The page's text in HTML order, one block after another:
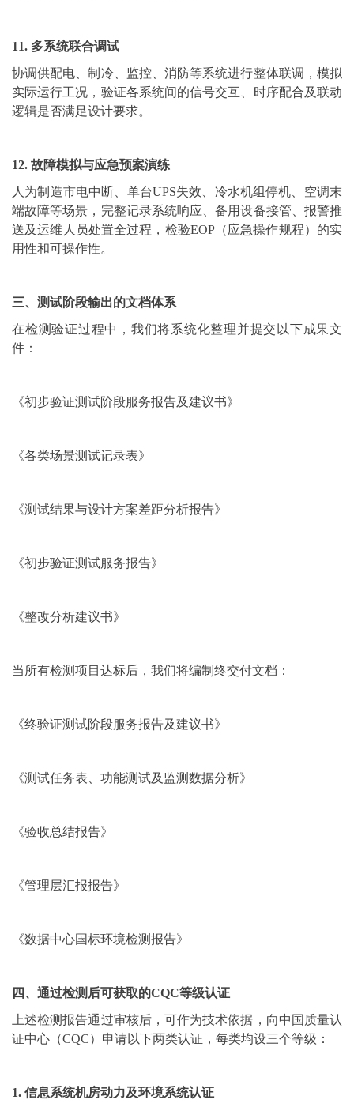
11. 多系统联合调试
协调供配电、制冷、监控、消防等系统进行整体联调，模拟
实际运行工况，验证各系统间的信号交互、时序配合及联动
逻辑是否满足设计要求。
12. 故障模拟与应急预案演练
人为制造市电中断、单台UPS失效、冷水机组停机、空调末
端故障等场景，完整记录系统响应、备用设备接管、报警推
送及运维人员处置全过程，检验EOP（应急操作规程）的实
用性和可操作性。
三、测试阶段输出的文档体系
在检测验证过程中，我们将系统化整理并提交以下成果文
件：
《初步验证测试阶段服务报告及建议书》
《各类场景测试记录表》
《测试结果与设计方案差距分析报告》
《初步验证测试服务报告》
《整改分析建议书》
当所有检测项目达标后，我们将编制终交付文档：
《终验证测试阶段服务报告及建议书》
《测试任务表、功能测试及监测数据分析》
《验收总结报告》
《管理层汇报报告》
《数据中心国标环境检测报告》
四、通过检测后可获取的CQC等级认证
上述检测报告通过审核后，可作为技术依据，向中国质量认
证中心（CQC）申请以下两类认证，每类均设三个等级：
1. 信息系统机房动力及环境系统认证